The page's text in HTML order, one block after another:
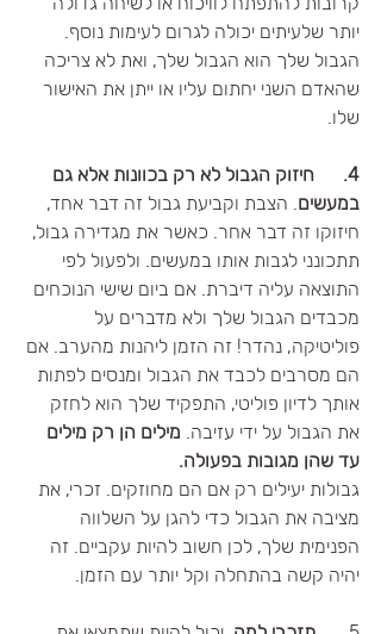
יותר שלעיתים יכולה לגרום לעימות נוסף.
הגבול שלך הוא הגבול שלך, ואת לא צריכה
שהאדם השני יחתום עליו או ייתן את האישור
שלו.
4.      חיזוק הגבול לא רק בכוונות אלא גם
במעשים . הצבת וקביעת גבול זה דבר אחד,
חיזוקו זה דבר אחר. כאשר את מגדירה גבול,
תתכונני לגבות אותו במעשים. ולפעול לפי
התוצאה עליה דיברת. אם ביום שישי הנוכחים
מכבדים הגבול שלך ולא מדברים על
פוליטיקה, נהדר! זה הזמן ליהנות מהערב. אם
הם מסרבים לכבד את הגבול ומנסים לפתות
אותך לדיון פוליטי, התפקיד שלך הוא לחזק
את הגבול על ידי עזיבה. מילים הן רק מילים
עד שהן מגובות בפעולה.
גבולות יעילים רק אם הם מחוזקים. זכרי, את
מציבה את הגבול כדי להגן על השלווה
הפנימית שלך, לכן חשוב להיות עקביים. זה
יהיה קשה בהתחלה וקל יותר עם הזמן.